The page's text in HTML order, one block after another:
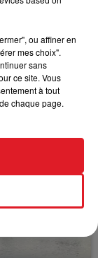
servait
ou affiner en
mes choix".
sans
ce site. Vous
à tout
chaque page.